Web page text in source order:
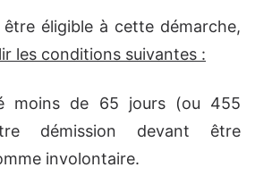
éligible à cette démarche,
les conditions suivantes :
moins de 65 jours (ou 455
démission devant être
involontaire.